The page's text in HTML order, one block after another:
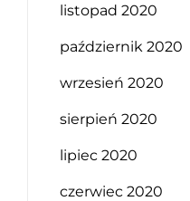
listopad 2020
październik 2020
wrzesień 2020
sierpień 2020
lipiec 2020
czerwiec 2020